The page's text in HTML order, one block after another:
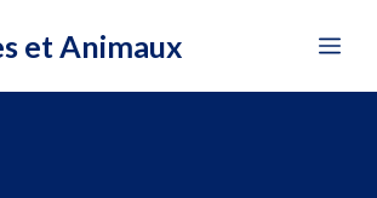
et Animaux